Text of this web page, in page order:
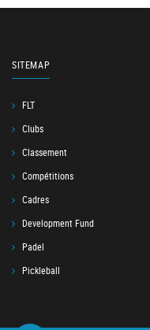
SITEMAP
FLT
Clubs
Classement
Compétitions
Cadres
Development Fund
Padel
Pickleball